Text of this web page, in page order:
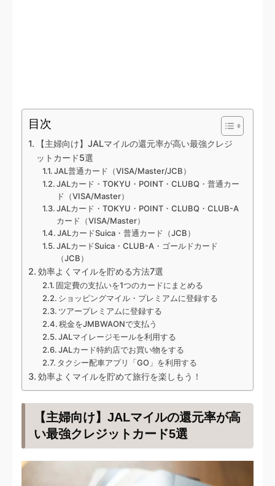
目次
【主婦向け】JALマイルの還元率が高い最強クレジ
ットカード5選
JAL普通カード（VISA/Master/JCB）
JALカード・TOKYU・POINT・CLUBQ・普通カー
ド（VISA/Master）
JALカード・TOKYU・POINT・CLUBQ・CLUB-A
カード（VISA/Master）
JALカードSuica・普通カード（JCB）
JALカードSuica・CLUB-A・ゴールドカード
（JCB）
効率よくマイルを貯める方法7選
固定費の支払いを1つのカードにまとめる
ショッピングマイル・プレミアムに登録する
ツアープレミアムに登録する
税金をJMBWAONで支払う
JALマイレージモールを利用する
JALカード特約店でお買い物をする
タクシー配車アプリ「GO」を利用する
効率よくマイルを貯めて旅行を楽しもう！
【主婦向け】JALマイルの還元率が高
い最強クレジットカード5選